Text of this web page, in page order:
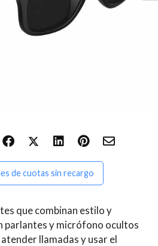
de cuotas sin recargo
que combinan estilo y
parlantes y micrófono ocultos
llamadas y usar el